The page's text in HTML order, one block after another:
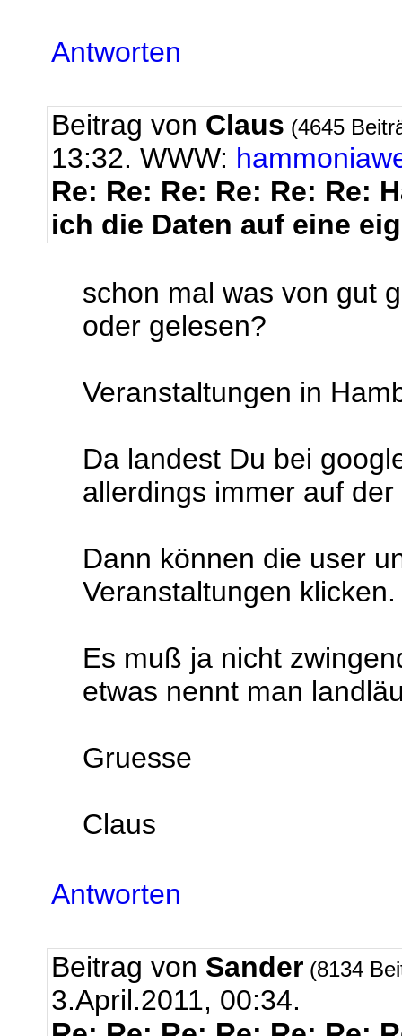
Antworten
Beitrag von Claus (4645
13:32. WWW:
Re: Re: Re: Re: Re: Re:
ich die Daten auf eine
schon mal was von gut
oder gelesen?
Veranstaltungen in
Da landest Du bei
allerdings immer auf
Dann können die user
Veranstaltungen klicken.
Es muß ja nicht
etwas nennt man
Gruesse
Claus
Antworten
Beitrag von Sander (8134
3.April.2011, 00:34.